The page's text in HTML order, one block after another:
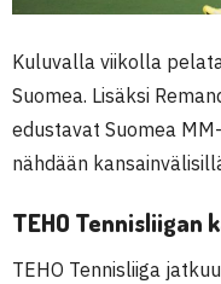
Kuluvalla viikolla
Suomea. Lisäksi
edustavat Suomea
nähdään
TEHO Tennisliigan
TEHO Tennisliiga